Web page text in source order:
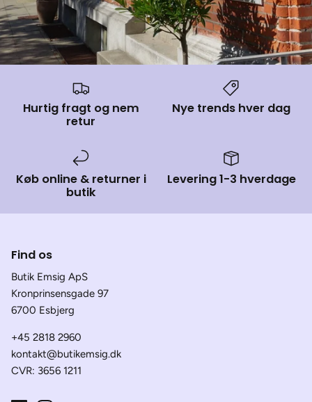
Hurtig fragt og nem
retur
Nye trends hver dag
Køb online & returner i
butik
Levering 1-3 hverdage
Find os
Butik Emsig ApS
Kronprinsensgade 97
6700 Esbjerg
+45 2818 2960
kontakt@butikemsig.dk
CVR: 3656 1211